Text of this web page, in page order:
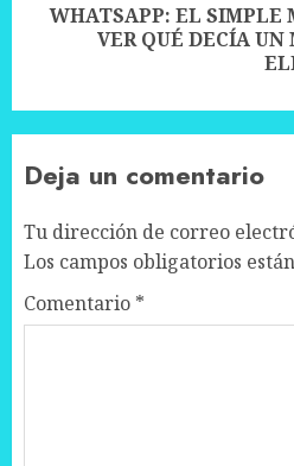
Next
WHATSAPP: EL SIMPLE
VER QUÉ DECÍA UN
Deja un comentario
Tu dirección de correo
Los campos obligatorios
Comentario *